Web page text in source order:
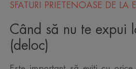
SFATURI PRIETENOASE DE LA
Când să nu te expui
(deloc)